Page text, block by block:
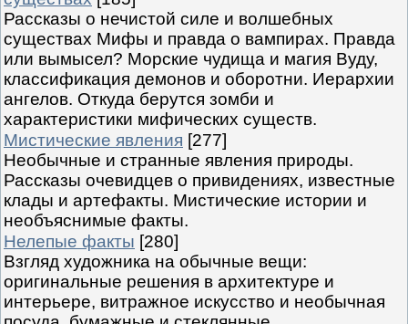
Рассказы о нечистой силе и волшебных
существах Мифы и правда о вампирах. Правда
или вымысел? Морские чудища и магия Вуду,
классификация демонов и оборотни. Иерархии
ангелов. Откуда берутся зомби и
характеристики мифических существ.
Мистические явления [277]
Необычные и странные явления природы.
Рассказы очевидцев о привидениях, известные
клады и артефакты. Мистические истории и
необъяснимые факты.
Нелепые факты [280]
Взгляд художника на обычные вещи:
оригинальные решения в архитектуре и
интерьере, витражное искусство и необычная